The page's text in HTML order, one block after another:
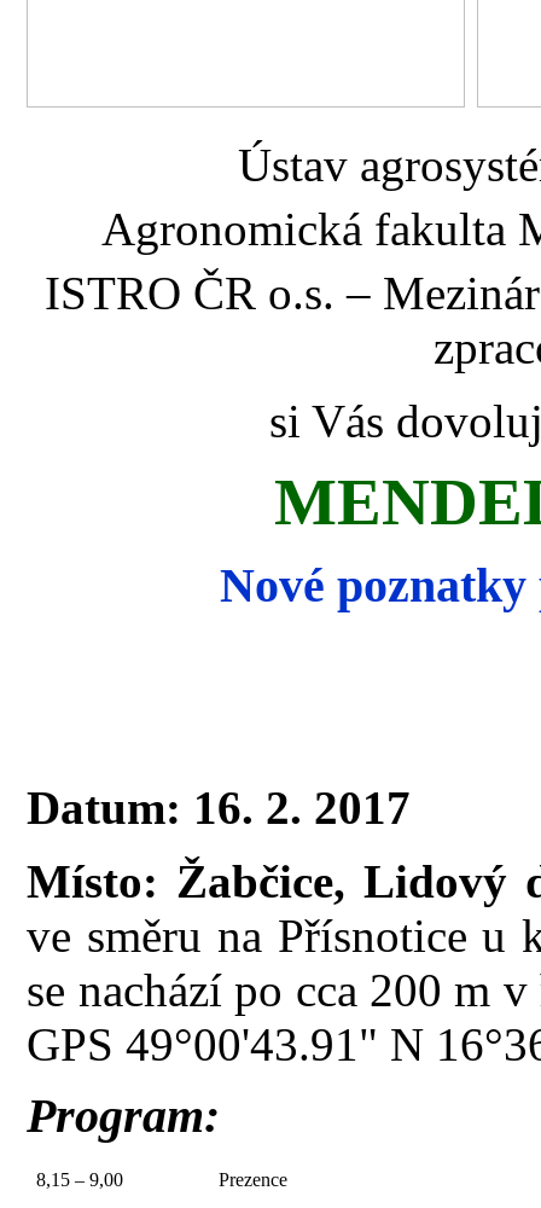
Ústav
Agronomická fakulta
ISTRO ČR o.s. –
si Vás
Nové
Datum: 16. 2. 2017
Místo: Žabčice, Lidový
ve směru na Přísnotice u
se nachází po cca 200 m
GPS 49°00'43.91" N
Program:
8,15 – 9,00
Prezence